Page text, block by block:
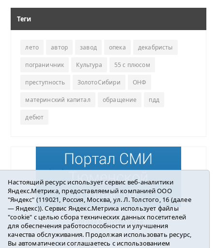
Теги
лето автор завод опека декабристы
пограничник Культура 55 с плюсом
преступность ЗолотоСибири ОНФ
материнский капитал обращение пдд
дебют
Погода в Ялуторовске
Настоящий ресурс использует сервис веб-аналитики
Яндекс.Метрика, предоставляемый компанией ООО
"Яндекс" (119021, Россия, Москва, ул. Л. Толстого, 16 (далее
— Яндекс)). Сервис Яндекс.Метрика использует файлы
"cookie" с целью сбора технических данных посетителей
для обеспечения работоспособности и улучшения
качества обслуживания. Продолжая использовать ресурс,
Вы автоматически соглашаетесь с использованием